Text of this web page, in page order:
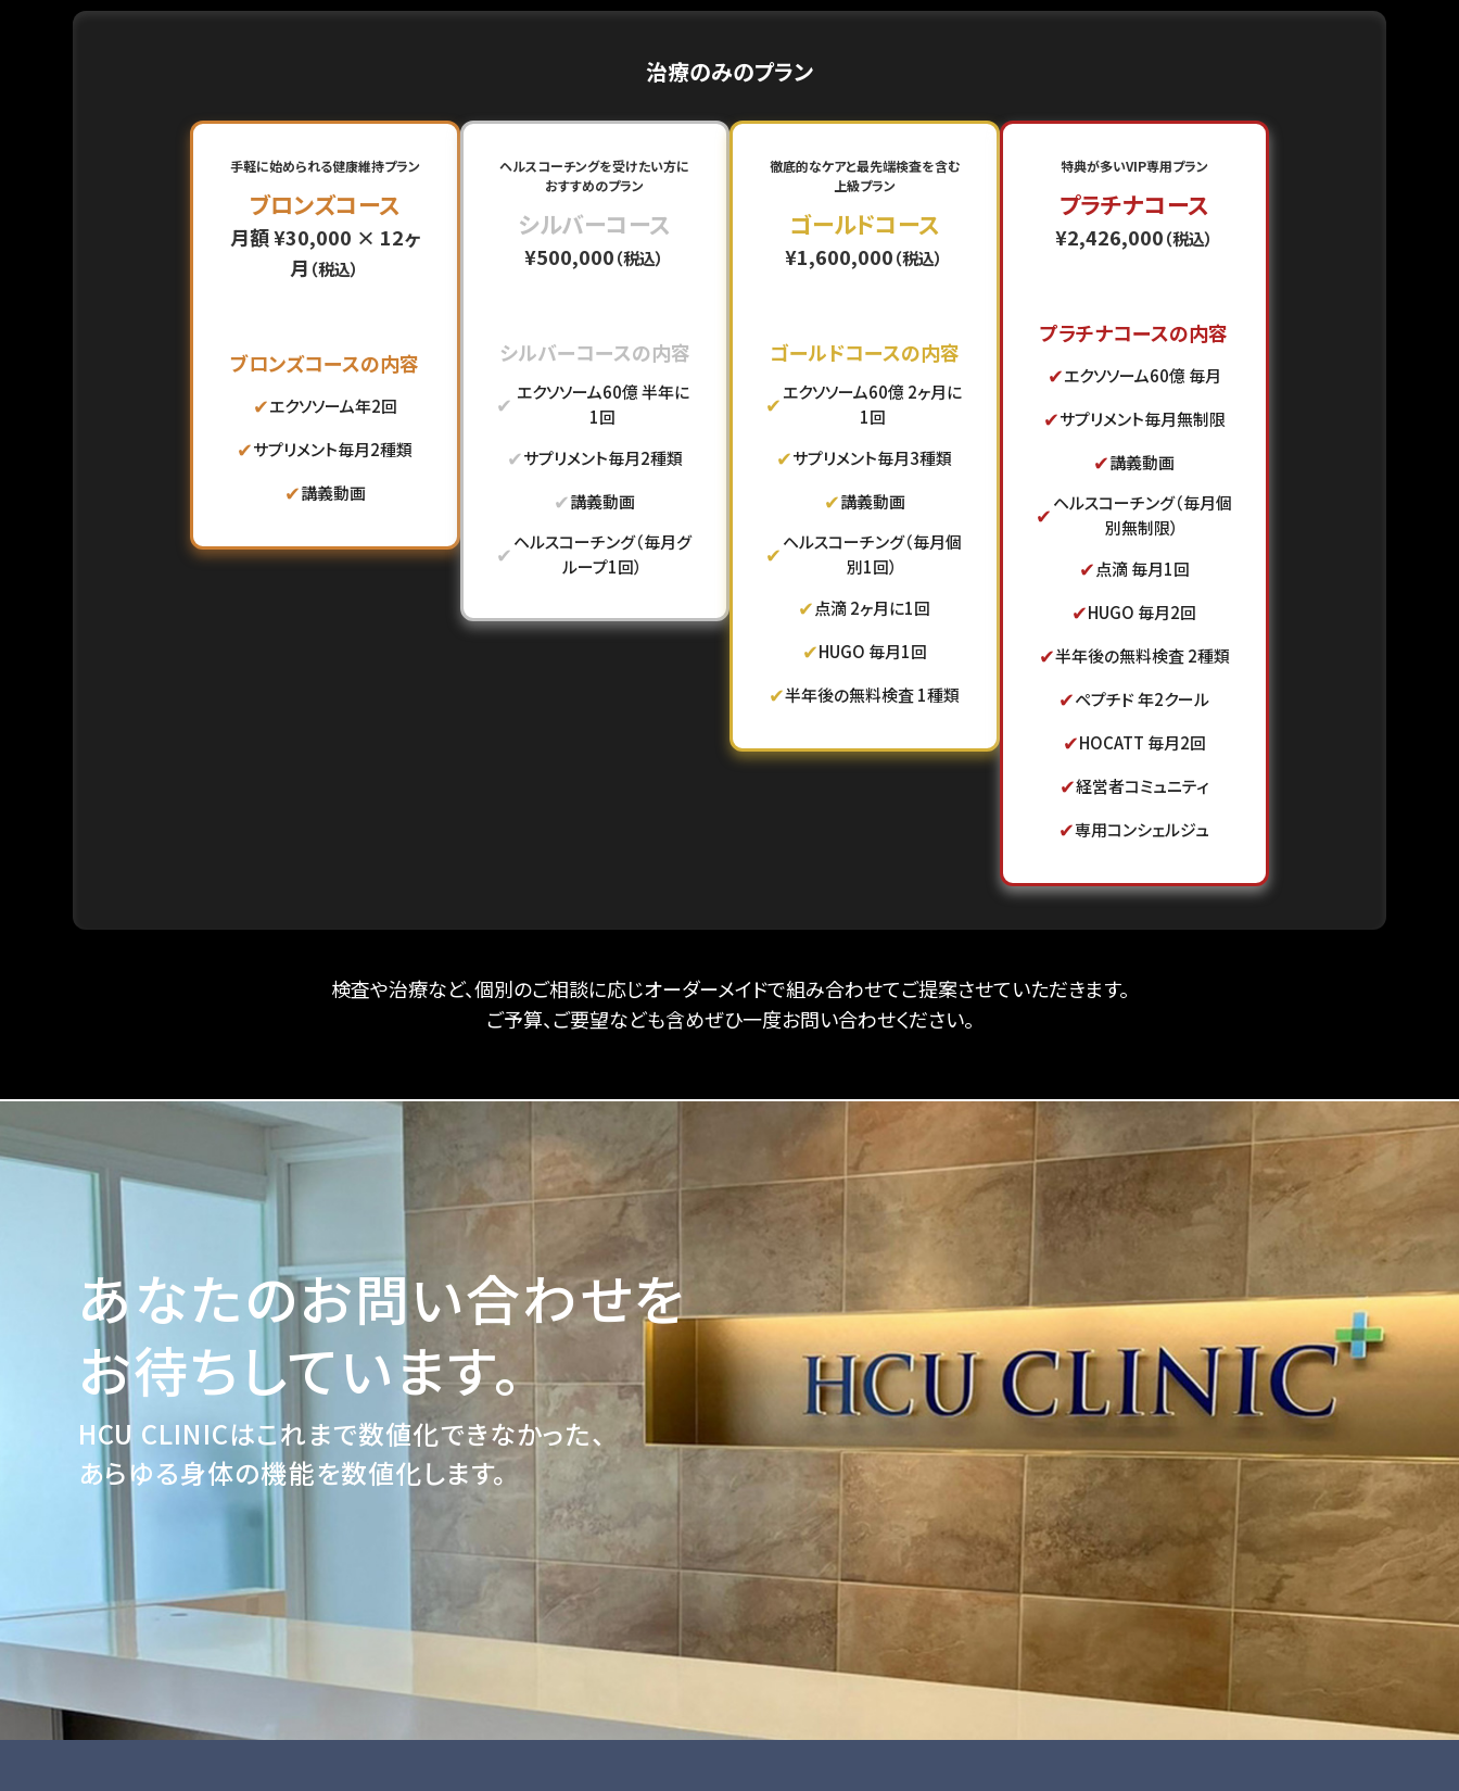
治療のみのプラン
手軽に始められる健康維持プラン
ブロンズコース
月額 ¥30,000 × 12ヶ
月 （税込）
ブロンズコースの内容
✔エクソソーム年2回
✔サプリメント毎月2種類
✔講義動画
ヘルスコーチングを受けたい方に
おすすめのプラン
シルバーコース
¥500,000（税込）
シルバーコースの内容
✔ エクソソーム60億 半年に
1回
✔サプリメント毎月2種類
✔講義動画
✔ヘルスコーチング（毎月グ
ループ1回）
徹底的なケアと最先端検査を含む
上級プラン
ゴールドコース
¥1,600,000（税込）
ゴールドコースの内容
✔エクソソーム60億 2ヶ月に
1回
✔サプリメント毎月3種類
✔講義動画
✔ヘルスコーチング（毎月個
別1回）
✔点滴 2ヶ月に1回
✔HUGO 毎月1回
✔半年後の無料検査 1種類
特典が多いVIP専用プラン
プラチナコース
¥2,426,000（税込）
プラチナコースの内容
✔エクソソーム60億 毎月
✔サプリメント毎月無制限
✔講義動画
✔ヘルスコーチング（毎月個
別無制限）
✔点滴 毎月1回
✔HUGO 毎月2回
✔半年後の無料検査 2種類
✔ペプチド 年2クール
✔HOCATT 毎月2回
✔経営者コミュニティ
✔専用コンシェルジュ
検査や治療など、個別のご相談に応じオーダーメイドで組み合わせてご提案させていただきます。
ご予算、ご要望なども含めぜひ一度お問い合わせください。
あなたのお問い合わせを
お待ちしています。
HCU CLINICはこれまで数値化できなかった、
あらゆる身体の機能を数値化します。